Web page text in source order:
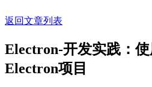
返回文章列表
Electron-开发实践：
Electron项目